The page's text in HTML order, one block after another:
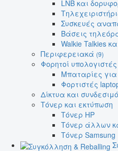
LNB και
Συσκευές
Βάσεις
Walkie Talkies
Περιφερειακά (9)
Φορητοί
Μπαταρίες για
Φορτιστές
Δίκτυα και
Τόνερ και εκτύπωση
Τόνερ HP
Τόνερ άλλων
Τόνερ Samsung